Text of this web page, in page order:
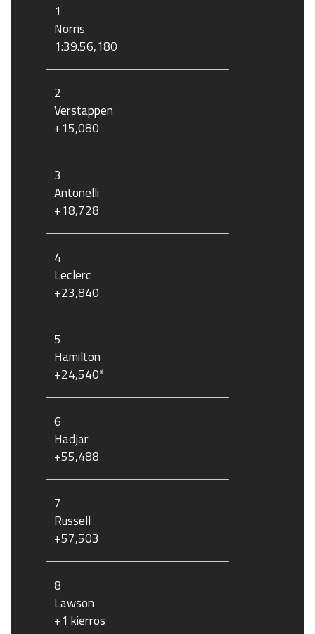
1
Norris
1:39.56,180
2
Verstappen
+15,080
3
Antonelli
+18,728
4
Leclerc
+23,840
5
Hamilton
+24,540*
6
Hadjar
+55,488
7
Russell
+57,503
8
Lawson
+1 kierros